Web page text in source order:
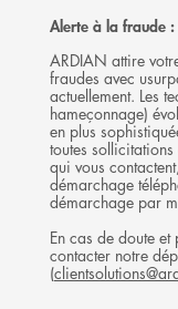
Alerte à la fraude
ARDIAN attire
fraudes avec
actuellement. Les
hameçonnage)
en plus
toutes
qui vous
démarchage
démarchage par
En cas de doute et
contacter notre
(
Follow
Ardian
on
X
Follow
Ardian
on
LinkedIn
Follow
Ardian
on
YouTube
Ardian
on
Jobs
on
CO-